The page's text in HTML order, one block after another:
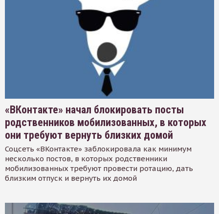
«ВКонтакте» начал блокировать посты
родственников мобилизованных, в которых
они требуют вернуть близких домой
Соцсеть «ВКонтакте» заблокировала как минимум
несколько постов, в которых родственники
мобилизованных требуют провести ротацию, дать
близким отпуск и вернуть их домой